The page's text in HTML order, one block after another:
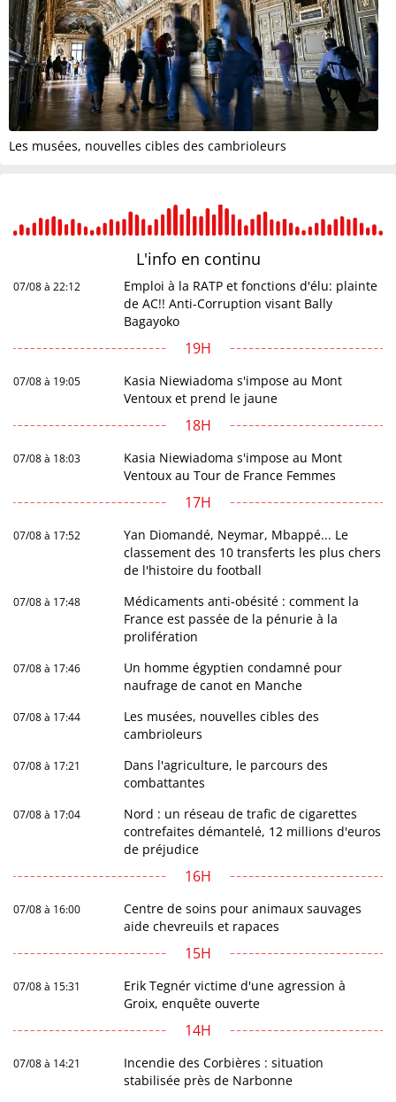
Les musées, nouvelles cibles des cambrioleurs
L'info en continu
07/08 à 22:12
Emploi à la RATP et fonctions d'élu: plainte
de AC!! Anti-Corruption visant Bally
Bagayoko
19H
07/08 à 19:05
Kasia Niewiadoma s'impose au Mont
Ventoux et prend le jaune
18H
07/08 à 18:03
Kasia Niewiadoma s'impose au Mont
Ventoux au Tour de France Femmes
17H
07/08 à 17:52
Yan Diomandé, Neymar, Mbappé... Le
classement des 10 transferts les plus chers
de l'histoire du football
07/08 à 17:48
Médicaments anti-obésité : comment la
France est passée de la pénurie à la
prolifération
07/08 à 17:46
Un homme égyptien condamné pour
naufrage de canot en Manche
07/08 à 17:44
Les musées, nouvelles cibles des
cambrioleurs
07/08 à 17:21
Dans l'agriculture, le parcours des
combattantes
07/08 à 17:04
Nord : un réseau de trafic de cigarettes
contrefaites démantelé, 12 millions d'euros
de préjudice
16H
07/08 à 16:00
Centre de soins pour animaux sauvages
aide chevreuils et rapaces
15H
07/08 à 15:31
Erik Tegnér victime d'une agression à
Groix, enquête ouverte
14H
07/08 à 14:21
Incendie des Corbières : situation
stabilisée près de Narbonne